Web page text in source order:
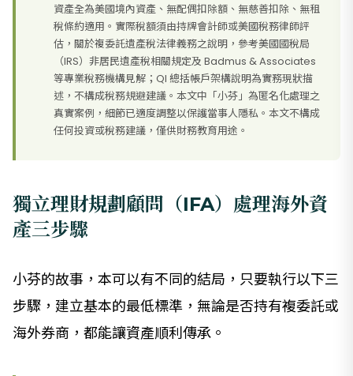
資產全為美國境內資產、無配偶扣除額、無慈善扣除、無租
稅條約適用。實際稅額須由持牌會計師或美國稅務律師評
估，關於複委託遺產稅法律義務之說明，參考美國國稅局
（IRS）非居民遺產稅相關規定及 Badmus & Associates
等專業稅務機構見解；QI 總括帳戶架構說明為實務現狀描
述，不構成稅務規避建議。本文中「小芬」為匿名化處理之
真實案例，細節已適度調整以保護當事人隱私。本文不構成
任何投資或稅務建議，僅供財務教育用途。
獨立理財規劃顧問（IFA）處理海外資
產三步驟
小芬的故事，本可以有不同的結局，只要執行以下三
步驟，建立基本的最低標準，無論是否持有複委託或
海外券商，都能讓資產順利傳承。